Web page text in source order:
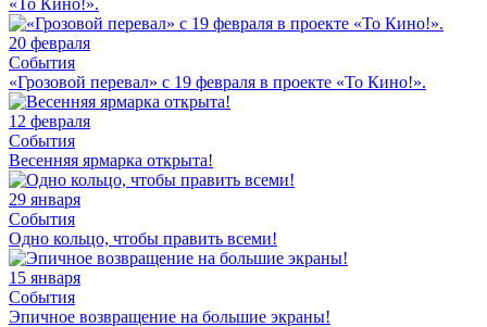
«То Кино!».
20 февраля
События
«Грозовой перевал» с 19 февраля в проекте «То Кино!».
12 февраля
События
Весенняя ярмарка открыта!
29 января
События
Одно кольцо, чтобы править всеми!
15 января
События
Эпичное возвращение на большие экраны!